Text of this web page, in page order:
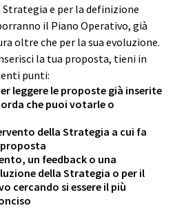
e per la definizione
il Piano Operativo, già
oltre che per la sua evoluzione.
la tua proposta, tieni in
punti:
leggere le proposte già inserite
che puoi votarle o
della Strategia a cui fa
un feedback o una
della Strategia o per il
cercando si essere il più